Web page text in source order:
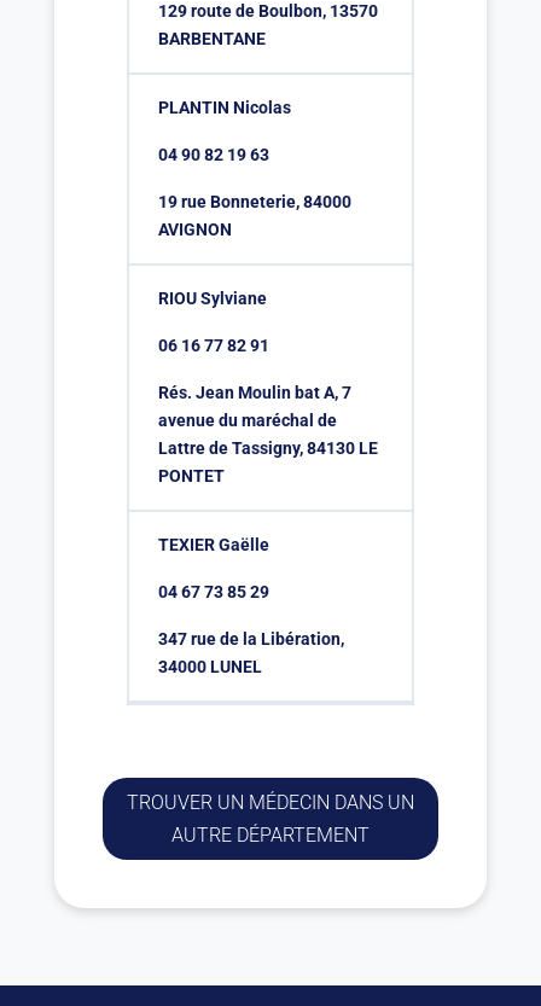
129 route de Boulbon, 13570
BARBENTANE
PLANTIN Nicolas
04 90 82 19 63
19 rue Bonneterie, 84000
AVIGNON
RIOU Sylviane
06 16 77 82 91
Rés. Jean Moulin bat A, 7
avenue du maréchal de
Lattre de Tassigny, 84130 LE
PONTET
TEXIER Gaëlle
04 67 73 85 29
347 rue de la Libération,
34000 LUNEL
TROUVER UN MÉDECIN DANS UN
AUTRE DÉPARTEMENT